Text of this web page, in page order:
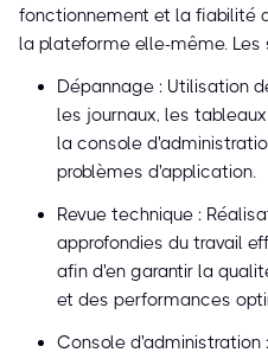
fonctionnement et la fiabilité
la plateforme elle-même. Les
Dépannage : Utilisation
les journaux, les
la console
problèmes d'application.
Revue technique :
approfondies du travail
afin d'en garantir la
et des performances
Console